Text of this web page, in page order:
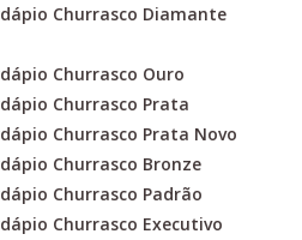
Churrasco Diamante
Churrasco Ouro
Churrasco Prata
Churrasco Prata Novo
Churrasco Bronze
Churrasco Padrão
Churrasco Executivo